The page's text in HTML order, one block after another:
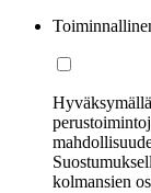
kolmansien